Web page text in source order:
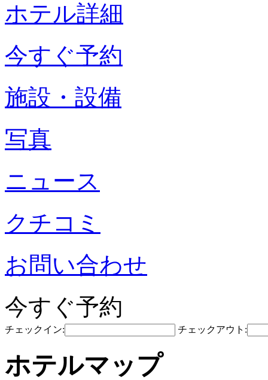
ホテル詳細
今すぐ予約
施設・設備
写真
ニュース
クチコミ
お問い合わせ
今すぐ予約
チェックイン: チェックアウト:
ホテルマップ